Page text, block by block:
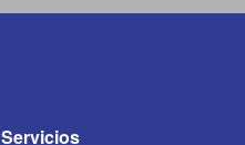
Servicios